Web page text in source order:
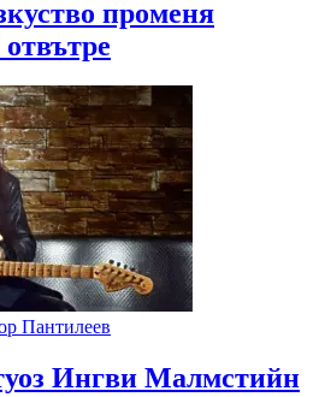
променя
отвътре
Пантилеев
Ингви Малмстийн